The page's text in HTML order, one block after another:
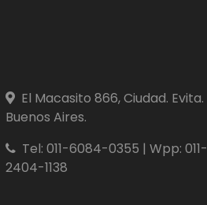
El Macasito 866, Ciudad. Evita.
Buenos Aires.
Tel: 011-6084-0355 | Wpp: 011-
2404-1138